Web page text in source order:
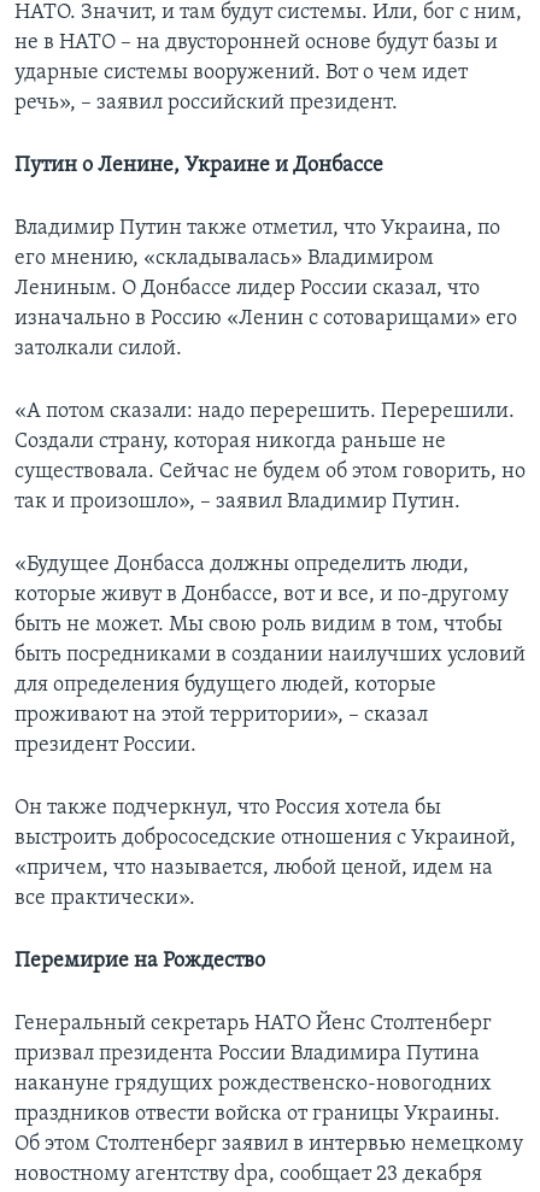
НАТО. Значит, и там будут системы. Или, бог с ним,
не в НАТО – на двусторонней основе будут базы и
ударные системы вооружений. Вот о чем идет
речь», – заявил российский президент.
Путин о Ленине, Украине и Донбассе
Владимир Путин также отметил, что Украина, по
его мнению, «складывалась» Владимиром
Лениным. О Донбассе лидер России сказал, что
изначально в Россию «Ленин с сотоварищами» его
затолкали силой.
«А потом сказали: надо перерешить. Перерешили.
Создали страну, которая никогда раньше не
существовала. Сейчас не будем об этом говорить, но
так и произошло», – заявил Владимир Путин.
«Будущее Донбасса должны определить люди,
которые живут в Донбассе, вот и все, и по-другому
быть не может. Мы свою роль видим в том, чтобы
быть посредниками в создании наилучших условий
для определения будущего людей, которые
проживают на этой территории», – сказал
президент России.
Он также подчеркнул, что Россия хотела бы
выстроить добрососедские отношения с Украиной,
«причем, что называется, любой ценой, идем на
все практически».
Перемирие на Рождество
Генеральный секретарь НАТО Йенс Столтенберг
призвал президента России Владимира Путина
накануне грядущих рождественско-новогодних
праздников отвести войска от границы Украины.
Об этом Столтенберг заявил в интервью немецкому
новостному агентству dpa, сообщает 23 декабря